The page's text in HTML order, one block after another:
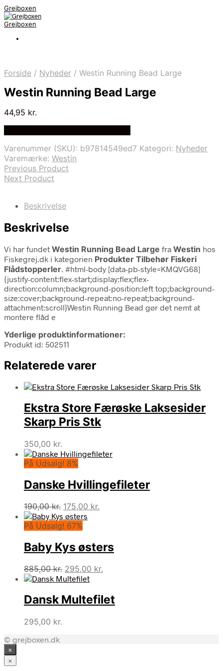
Grejboxen
Grejboxen
Forside / Nyheder / Westin Running Bead Large
Westin Running Bead Large
44,95 kr.
Varenummer (SKU): b97814549ed7 Kategori: Nyheder
Varemærke: Westin
Previous Product
Next Product
Beskrivelse
Beskrivelse
Vi har fundet Westin Running Bead Large fra Westin hos
Fiskegrej.dk i kategorien Produkter Tilbehør Fiskeri
Flådstopperler. #html-body [data-pb-style=KMQVG68]
{justify-content:flex-start;display:flex;flex-
direction:column;background-position:left top;background-
size:cover;background-repeat:no-repeat;background-
attachment:scroll}Westin Running Bead gør det nemt at
montere flåd e
Yderlige produktinformationer:
Produkt id: 502511
Relaterede varer
Ekstra Store Færøske Laksesider
Skarp Pris Stk
350,00 kr.
På Udsalg! 8%
Danske Hvillingefileter
190,00kr. Den
oprindelige
pris
190,00 kr..
175,00 kr.
175,00 kr..
På Udsalg! 67%
Baby Kys østers
885,00kr. Den
oprindelige
var:
885,00 kr..
295,00 kr.
er:
295,00 kr..
Dansk Multefilet
295,00 kr.
© grejboxen.dk
×
×